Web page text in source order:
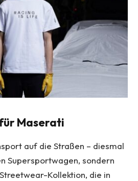
Maserati
auf die Straßen – diesmal
Supersportwagen, sondern
Kollektion, die in